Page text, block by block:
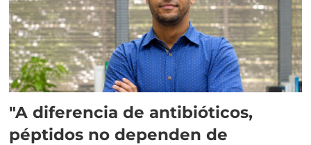
"A diferencia de antibióticos,
péptidos no dependen de